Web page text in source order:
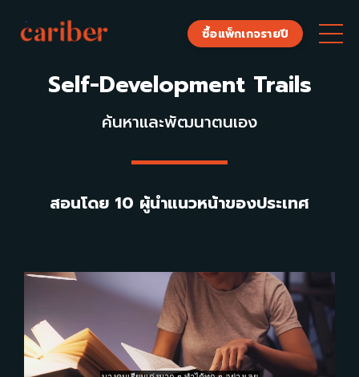
ซื้อแพ็กเกจรายปี
Self-Development Trails
ค้นหาและพัฒนาตนเอง
สอนโดย 10 ผู้นำแนวหน้าของประเทศ